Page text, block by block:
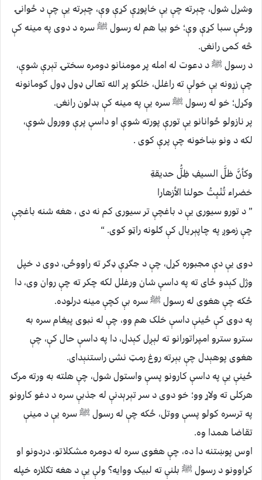
وشړل شول، چېرته چې یې خاپوړې کړې وې، چېرته یې چې د ځوانۍ
ورځې سبا کړې وې؛ خو بیا هم له رسول ﷺ سره د دوی په مینه کې
څه کمی رانغی.
د رسول ﷺ د دعوت له امله پر مومنانو دومره سختۍ تېرې شوې،
چې زړونه یې خولې ته راغلل، خلکو پر الله تعالی ډول ډول ګومانونه
وکړل؛ خو له رسول ﷺ سره یې په مینه کې بدلون رانغی.
پر نازولو ځوانانو یې تورې پورته شوې او داسې پرې وورول شوې،
لکه د ونو ښاخونه چې پرې کوی .
وکأنَّ ظلَّ السیفِ ظِلُّ حدیقةِ
خضراء تُنْبِتُ حولنا الأزهارا
” د تورو سیوری یې د باغچې تر سیوری کم نه دی ، هغه شنه باغچې
چې زموږ په چاپېریال کې ګلونه راټو کوی. “
دوی یې دې مجبوره کړل، چې د جګړې ډګر ته راووځی، دوی د خپل
وژل کېدو ځای ته په داسې شان ورغلل لکه چکر ته چې روان وی، دا
ځکه چې هغوی له رسول ﷺ سره بې کچې مینه درلوده.
په دوی کې ځینې داسې خلک هم وو، چې له نبوی پیغام سره به
سترو سترو امپراتورانو ته لېږل کېدل، دا په داسې حال کې، چې
هغوی پوهېدل چې بېرته روغ رمټ نشی راستنېدای.
ځینې یې په داسې کارونو پسې واستول شول، چې هلته به ورته مرګ
هرکلی ته ولاړ وو؛ خو دوی د سر تېرېدنې له جذبې سره د دغو کارونو
په ترسره کولو پسې ووتل، ځکه چې له رسول ﷺ سره یې د مینې
تقاضا همدا وه.
اوس پوښتنه دا ده، چې هغوی سره له دومره مشکلاتو، دردونو او
کړاوونو د رسول ﷺ بلنې ته لبیک ووایه؟ ولې یې د هغه تګلاره خپله